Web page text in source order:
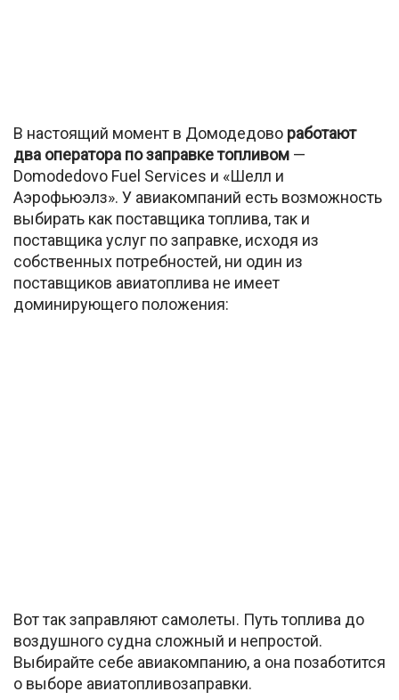
В настоящий момент в Домодедово работают
два оператора по заправке топливом —
Domodedovo Fuel Services и «Шелл и
Аэрофьюэлз». У авиакомпаний есть возможность
выбирать как поставщика топлива, так и
поставщика услуг по заправке, исходя из
собственных потребностей, ни один из
поставщиков авиатоплива не имеет
доминирующего положения:
Вот так заправляют самолеты. Путь топлива до
воздушного судна сложный и непростой.
Выбирайте себе авиакомпанию, а она позаботится
о выборе авиатопливозаправки.